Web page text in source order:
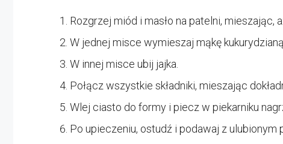
Rozgrzej miód i masło na patelni, mieszając,
W jednej misce wymieszaj mąkę
W innej misce ubij jajka.
Połącz wszystkie składniki, mieszając
Wlej ciasto do formy i piecz w piekarniku
Po upieczeniu, ostudź i podawaj z ulubionym